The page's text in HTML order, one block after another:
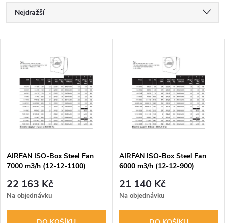
Ř
a
p
r
o
Nejdražší
s
p
r
AIRFAN ISO-Box Steel Fan
7000 m3/h (12-12-1100)
22 163 Kč
Na objednávku
AIRFAN ISO-Box Steel Fan
6000 m3/h (12-12-900)
21 140 Kč
Na objednávku